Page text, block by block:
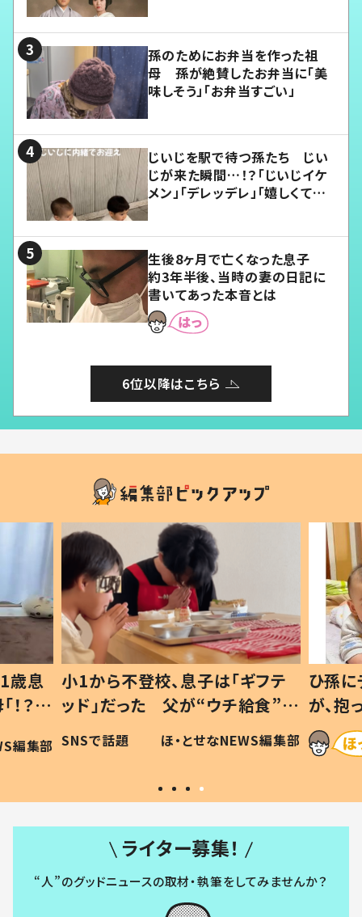
孫のためにお弁当を作った祖
母 孫が絶賛したお弁当に「美
味しそう」「お弁当すごい」
じいじを駅で待つ孫たち じい
じが来た瞬間…！？「じいじイケ
メン」「デレッデレ」「嬉しくて可
生後8ヶ月で亡くなった息子
約3年半後、当時の妻の日記に
書いてあった本音とは
6位以降はこちら
歳息
？」
編集部
小1から不登校、息子は「ギフテ
ッド」だった 父が“ウチ給食”を
作り続ける理由とは #令和の親
#令和の子
SNSで話題 ほ・とせなNEWS編集部
ひ孫
が、
「涙が
い」
ライター募集！
“人”のグッドニュースの取材・執筆をしてみませんか？